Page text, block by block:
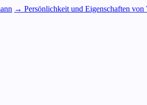
→ Persönlichkeit und Eigenschaften von